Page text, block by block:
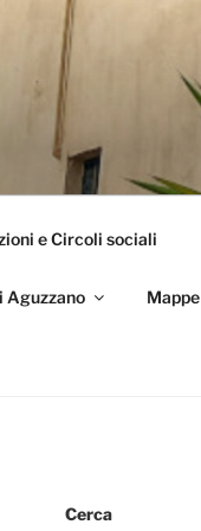
e Circoli sociali
Aguzzano Mappe
Cerca